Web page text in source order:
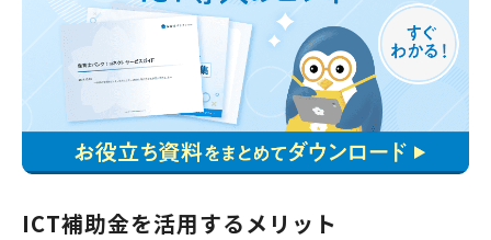
ICT補助金を活用するメリット